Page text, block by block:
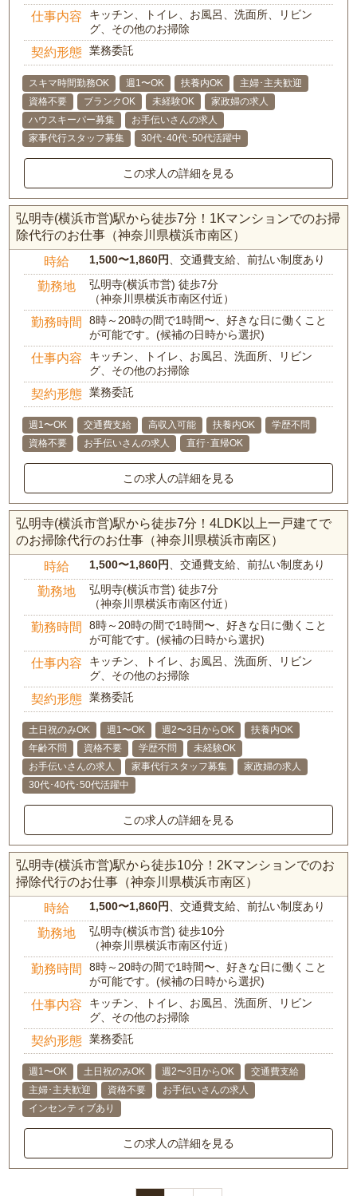
仕事内容
キッチン、トイレ、お風呂、洗面所、リビン
グ、その他のお掃除
契約形態 業務委託
スキマ時間勤務OK 週1〜OK 扶養内OK
主婦･主夫歓迎
資格不要
ブランクOK 未経験OK
家政婦の求人
ハウスキーパー募集
お手伝いさんの求人
家事代行スタッフ募集
30代･40代･50代活躍中
この求人の詳細を見る
弘明寺(横浜市営)駅から徒歩7分！1Kマンションでのお掃
除代行のお仕事（神奈川県横浜市南区）
時給 1,500〜1,860円 、交通費支給、前払い制度あり
勤務地
弘明寺(横浜市営) 徒歩7分
（神奈川県横浜市南区付近）
勤務時間
8時～20時の間で1時間〜、好きな日に働くこと
が可能です。(候補の日時から選択)
仕事内容
キッチン、トイレ、お風呂、洗面所、リビン
グ、その他のお掃除
契約形態 業務委託
週1〜OK 交通費支給 高収入可能 扶養内OK
学歴不問
資格不要
お手伝いさんの求人 直行･直帰OK
この求人の詳細を見る
弘明寺(横浜市営)駅から徒歩7分！4LDK以上一戸建てで
のお掃除代行のお仕事（神奈川県横浜市南区）
時給 1,500〜1,860円 、交通費支給、前払い制度あり
勤務地
弘明寺(横浜市営) 徒歩7分
（神奈川県横浜市南区付近）
勤務時間
8時～20時の間で1時間〜、好きな日に働くこと
が可能です。(候補の日時から選択)
仕事内容
キッチン、トイレ、お風呂、洗面所、リビン
グ、その他のお掃除
契約形態 業務委託
土日祝のみOK 週1〜OK 週2〜3日からOK
扶養内OK
年齢不問
資格不要 学歴不問
未経験OK
お手伝いさんの求人
家事代行スタッフ募集
家政婦の求人
30代･40代･50代活躍中
この求人の詳細を見る
弘明寺(横浜市営)駅から徒歩10分！2Kマンションでのお
掃除代行のお仕事（神奈川県横浜市南区）
時給 1,500〜1,860円 、交通費支給、前払い制度あり
勤務地
弘明寺(横浜市営) 徒歩10分
（神奈川県横浜市南区付近）
勤務時間
8時～20時の間で1時間〜、好きな日に働くこと
が可能です。(候補の日時から選択)
仕事内容
キッチン、トイレ、お風呂、洗面所、リビン
グ、その他のお掃除
契約形態 業務委託
週1〜OK 土日祝のみOK 週2〜3日からOK
交通費支給
主婦･主夫歓迎
資格不要
お手伝いさんの求人
インセンティブあり
この求人の詳細を見る